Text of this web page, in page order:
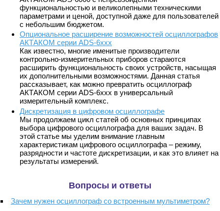
функциональностью и великолепными техническими
параметрами и ценой, доступной даже для пользователей
с небольшим бюджетом.
Опциональное расширение возможностей осциллографов
АКТАКОМ серии ADS-6ххх
Как известно, многие именитые производители
контрольно-измерительных приборов стараются
расширить функциональность своих устройств, насыщая
их дополнительными возможностями. Данная статья
рассказывает, как можно превратить осциллограф
АКТАКОМ серии ADS-6ххх в универсальный
измерительный комплекс.
Дискретизация в цифровом осциллографе
Мы продолжаем цикл статей об основных принципах
выбора цифрового осциллографа для ваших задач. В
этой статье мы уделим внимание главным
характеристикам цифрового осциллографа – режиму,
разрядности и частоте дискретизации, и как это влияет на
результаты измерений.
Вопросы и ответы
Зачем нужен осциллограф со встроенным мультиметром?